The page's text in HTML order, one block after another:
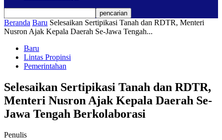
Beranda Baru Selesaikan Sertipikasi Tanah dan RDTR, Menteri
Nusron Ajak Kepala Daerah Se-Jawa Tengah...
Baru
Lintas Propinsi
Pemerintahan
Selesaikan Sertipikasi Tanah dan RDTR,
Menteri Nusron Ajak Kepala Daerah Se-
Jawa Tengah Berkolaborasi
Penulis